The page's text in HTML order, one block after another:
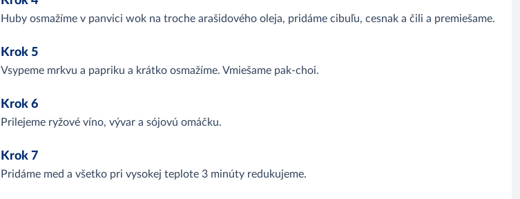
Huby osmažíme v panvici wok na troche arašidového oleja, pridáme cibuľu, cesnak a čili a premiešame.
Krok 5
Vsypeme mrkvu a papriku a krátko osmažíme. Vmiešame pak-choi.
Krok 6
Prilejeme ryžové víno, vývar a sójovú omáčku.
Krok 7
Pridáme med a všetko pri vysokej teplote 3 minúty redukujeme.